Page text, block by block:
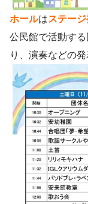
ホールはステー
公民館で活動す
り、演奏などの